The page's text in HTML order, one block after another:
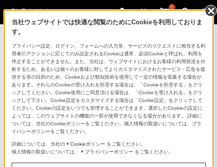
0
ソニーストアのご利用ガイド
ご利用ガイドでは、ソニーストアのご利用方法・サービ
スに関しまとめてご案内しております。
ご利用の前に
ソニーストア 店舗のご案内
ソニーショップ（ソニーストア取次店）のご案内
当社ウェブサイトでは快適な閲覧のためにCookieを利用しておりま
す。
プライバシー設定、ログイン、フォームへの入力等、サービスのリクエストに相当する利
用者のアクションに応じてのみ設定されるCookieは通常、必須Cookieと呼ばれ、利用を
停止することができません。また、当社は、ウェブサイトにおけるお客様の利用状況を分
析するため、あるいは個々のお客様に対してよりカスタマイズされたサービス・広告を提
供する等の目的のため、Cookieおよび類似技術を使用して一定の情報を収集する場合が
あります。それらのCookieの受け入れを拒否する場合は、「Cookieを拒否する」をクリ
ックしてください。Cookie使用にご同意頂ける場合は、「Cookieを受け入れる」をクリ
ックして下さい。Cookie設定をカスタマイズする場合は「Cookie設定」をクリックして
ください。Cookieの設定をいつでも管理することができます。選択したCookieの設定に
よっては、このウェブサイトの機能の一部が使用できなくなる場合があります。 詳細に
ついては、当社のCookieポリシーをご覧ください。個人情報の取扱いについては、プラ
イバシーポリシーをご覧ください。
詳細については、当社の Cookieポリシー をご覧ください。
個人情報の取扱いについては、
プライバシーポリシー をご覧ください。